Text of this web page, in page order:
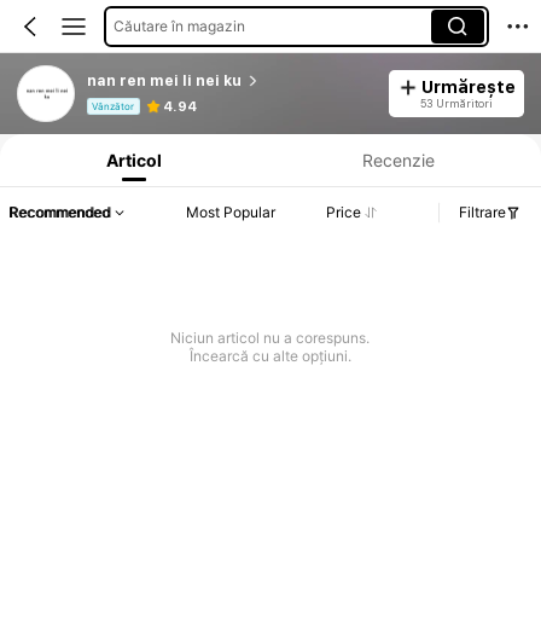
Căutare în magazin
nan ren mei li nei ku
Vânzător 4.94
Urmărește
53 Urmăritori
Informații despre produs: Divulgarea prețului, detalii privind vânzările și stocul.
Articol Recenzie
Recommended Most Popular Price Filtrare
Niciun articol nu a corespuns.
Încearcă cu alte opțiuni.